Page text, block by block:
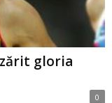
gloria
0